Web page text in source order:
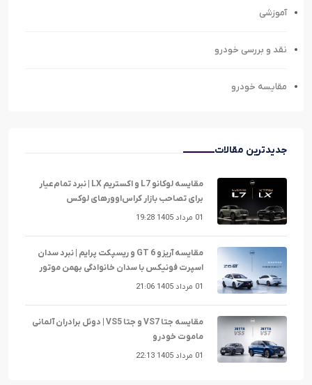
آموزشی
نقد و بررسی خودرو
مقایسه خودرو
جدیدترین مقالات
مقایسه لوکانو L7 و اکستریم LX | نبرد تمام‌عیار
برای تصاحب بازار کراس‌اوورهای لوکس
01 مرداد 1405 19:28
مقایسه آریزو 6 GT و ریسپکت پرایم | نبرد سدان
اسپرت فونیکس با سدان خانوادگی بهمن موتور
01 مرداد 1405 21:06
مقایسه جتا VS7 و جتا VS5 | دوئل برادران آلمانی
ماموت خودرو
01 مرداد 1405 22:13